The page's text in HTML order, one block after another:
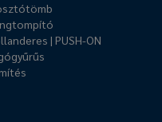
| PUSH-ON